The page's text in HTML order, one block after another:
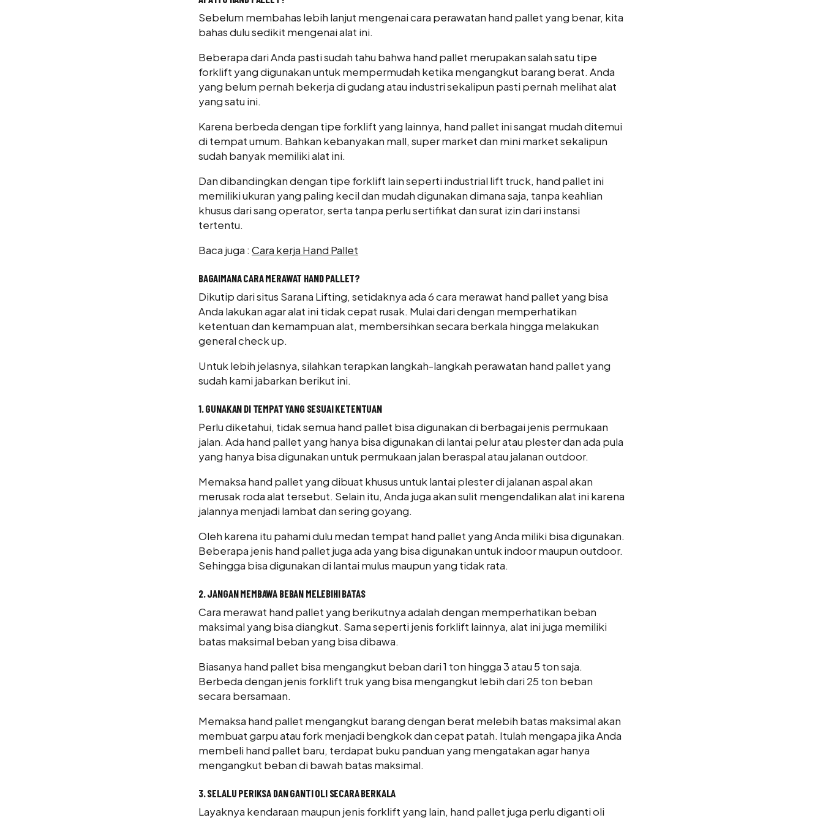
Sebelum membahas lebih lanjut mengenai cara perawatan hand pallet yang benar, kita
bahas dulu sedikit mengenai alat ini.
Beberapa dari Anda pasti sudah tahu bahwa hand pallet merupakan salah satu tipe
forklift yang digunakan untuk mempermudah ketika mengangkut barang berat. Anda
yang belum pernah bekerja di gudang atau industri sekalipun pasti pernah melihat alat
yang satu ini.
Karena berbeda dengan tipe forklift yang lainnya, hand pallet ini sangat mudah ditemui
di tempat umum. Bahkan kebanyakan mall, super market dan mini market sekalipun
sudah banyak memiliki alat ini.
Dan dibandingkan dengan tipe forklift lain seperti industrial lift truck, hand pallet ini
memiliki ukuran yang paling kecil dan mudah digunakan dimana saja, tanpa keahlian
khusus dari sang operator, serta tanpa perlu sertifikat dan surat izin dari instansi
tertentu.
Baca juga : Cara kerja Hand Pallet
BAGAIMANA CARA MERAWAT HAND PALLET?
Dikutip dari situs Sarana Lifting, setidaknya ada 6 cara merawat hand pallet yang bisa
Anda lakukan agar alat ini tidak cepat rusak. Mulai dari dengan memperhatikan
ketentuan dan kemampuan alat, membersihkan secara berkala hingga melakukan
general check up.
Untuk lebih jelasnya, silahkan terapkan langkah-langkah perawatan hand pallet yang
sudah kami jabarkan berikut ini.
1. GUNAKAN DI TEMPAT YANG SESUAI KETENTUAN
Perlu diketahui, tidak semua hand pallet bisa digunakan di berbagai jenis permukaan
jalan. Ada hand pallet yang hanya bisa digunakan di lantai pelur atau plester dan ada pula
yang hanya bisa digunakan untuk permukaan jalan beraspal atau jalanan outdoor.
Memaksa hand pallet yang dibuat khusus untuk lantai plester di jalanan aspal akan
merusak roda alat tersebut. Selain itu, Anda juga akan sulit mengendalikan alat ini karena
jalannya menjadi lambat dan sering goyang.
Oleh karena itu pahami dulu medan tempat hand pallet yang Anda miliki bisa digunakan.
Beberapa jenis hand pallet juga ada yang bisa digunakan untuk indoor maupun outdoor.
Sehingga bisa digunakan di lantai mulus maupun yang tidak rata.
2. JANGAN MEMBAWA BEBAN MELEBIHI BATAS
Cara merawat hand pallet yang berikutnya adalah dengan memperhatikan beban
maksimal yang bisa diangkut. Sama seperti jenis forklift lainnya, alat ini juga memiliki
batas maksimal beban yang bisa dibawa.
Biasanya hand pallet bisa mengangkut beban dari 1 ton hingga 3 atau 5 ton saja.
Berbeda dengan jenis forklift truk yang bisa mengangkut lebih dari 25 ton beban
secara bersamaan.
Memaksa hand pallet mengangkut barang dengan berat melebih batas maksimal akan
membuat garpu atau fork menjadi bengkok dan cepat patah. Itulah mengapa jika Anda
membeli hand pallet baru, terdapat buku panduan yang mengatakan agar hanya
mengangkut beban di bawah batas maksimal.
3. SELALU PERIKSA DAN GANTI OLI SECARA BERKALA
Layaknya kendaraan maupun jenis forklift yang lain, hand pallet juga perlu diganti oli